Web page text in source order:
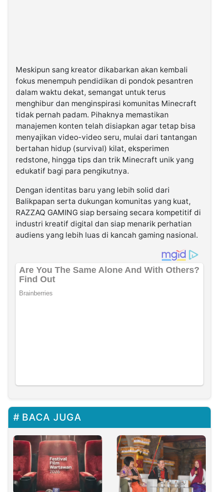
Meskipun sang kreator dikabarkan akan kembali
fokus menempuh pendidikan di pondok pesantren
dalam waktu dekat, semangat untuk terus
menghibur dan menginspirasi komunitas Minecraft
tidak pernah padam. Pihaknya memastikan
manajemen konten telah disiapkan agar tetap bisa
menyajikan video-video seru, mulai dari tantangan
bertahan hidup (survival) kilat, eksperimen
redstone, hingga tips dan trik Minecraft unik yang
edukatif bagi para pengikutnya.
Dengan identitas baru yang lebih solid dari
Balikpapan serta dukungan komunitas yang kuat,
RAZZAQ GAMING siap bersaing secara kompetitif di
industri kreatif digital dan siap menarik perhatian
audiens yang lebih luas di kancah gaming nasional.
BACA JUGA